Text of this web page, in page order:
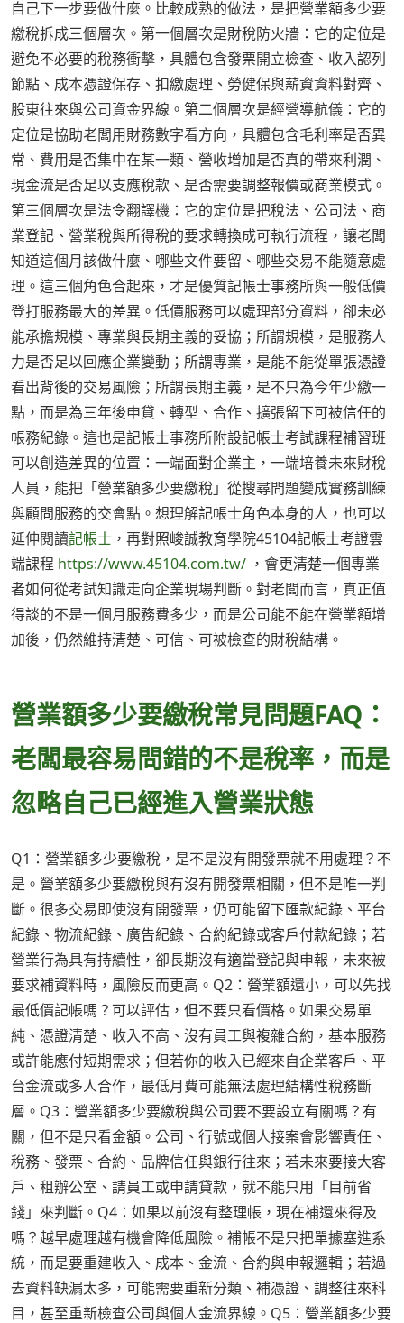
自己下一步要做什麼。比較成熟的做法，是把營業額多少要
繳稅拆成三個層次。第一個層次是財稅防火牆：它的定位是
避免不必要的稅務衝擊，具體包含發票開立檢查、收入認列
節點、成本憑證保存、扣繳處理、勞健保與薪資資料對齊、
股東往來與公司資金界線。第二個層次是經營導航儀：它的
定位是協助老闆用財務數字看方向，具體包含毛利率是否異
常、費用是否集中在某一類、營收增加是否真的帶來利潤、
現金流是否足以支應稅款、是否需要調整報價或商業模式。
第三個層次是法令翻譯機：它的定位是把稅法、公司法、商
業登記、營業稅與所得稅的要求轉換成可執行流程，讓老闆
知道這個月該做什麼、哪些文件要留、哪些交易不能隨意處
理。這三個角色合起來，才是優質記帳士事務所與一般低價
登打服務最大的差異。低價服務可以處理部分資料，卻未必
能承擔規模、專業與長期主義的妥協；所謂規模，是服務人
力是否足以回應企業變動；所謂專業，是能不能從單張憑證
看出背後的交易風險；所謂長期主義，是不只為今年少繳一
點，而是為三年後申貸、轉型、合作、擴張留下可被信任的
帳務紀錄。這也是記帳士事務所附設記帳士考試課程補習班
可以創造差異的位置：一端面對企業主，一端培養未來財稅
人員，能把「營業額多少要繳稅」從搜尋問題變成實務訓練
與顧問服務的交會點。想理解記帳士角色本身的人，也可以
延伸閱讀記帳士 ，再對照峻誠教育學院45104記帳士考證雲
端課程 https://www.45104.com.tw/ ，會更清楚一個專業
者如何從考試知識走向企業現場判斷。對老闆而言，真正值
得談的不是一個月服務費多少，而是公司能不能在營業額增
加後，仍然維持清楚、可信、可被檢查的財稅結構。
營業額多少要繳稅常見問題FAQ：
老闆最容易問錯的不是稅率，而是
忽略自己已經進入營業狀態
Q1：營業額多少要繳稅，是不是沒有開發票就不用處理？不
是。營業額多少要繳稅與有沒有開發票相關，但不是唯一判
斷。很多交易即使沒有開發票，仍可能留下匯款紀錄、平台
紀錄、物流紀錄、廣告紀錄、合約紀錄或客戶付款紀錄；若
營業行為具有持續性，卻長期沒有適當登記與申報，未來被
要求補資料時，風險反而更高。Q2：營業額還小，可以先找
最低價記帳嗎？可以評估，但不要只看價格。如果交易單
純、憑證清楚、收入不高、沒有員工與複雜合約，基本服務
或許能應付短期需求；但若你的收入已經來自企業客戶、平
台金流或多人合作，最低月費可能無法處理結構性稅務斷
層。Q3：營業額多少要繳稅與公司要不要設立有關嗎？有
關，但不是只看金額。公司、行號或個人接案會影響責任、
稅務、發票、合約、品牌信任與銀行往來；若未來要接大客
戶、租辦公室、請員工或申請貸款，就不能只用「目前省
錢」來判斷。Q4：如果以前沒有整理帳，現在補還來得及
嗎？越早處理越有機會降低風險。補帳不是只把單據塞進系
統，而是要重建收入、成本、金流、合約與申報邏輯；若過
去資料缺漏太多，可能需要重新分類、補憑證、調整往來科
目，甚至重新檢查公司與個人金流界線。Q5：營業額多少要